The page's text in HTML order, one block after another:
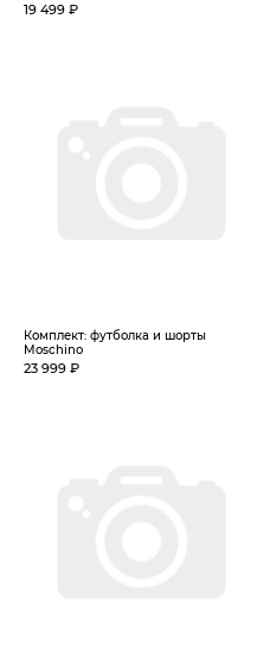
19 499 ₽
Комплект: футболка и шорты
Moschino
23 999 ₽